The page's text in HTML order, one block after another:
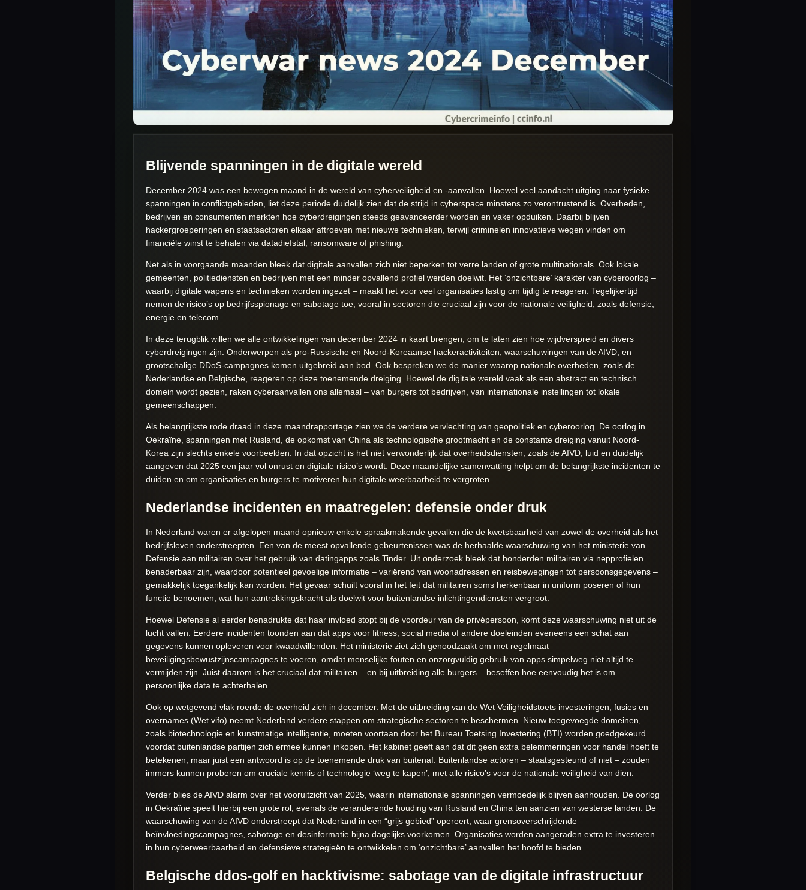
Blijvende spanningen in de digitale wereld
December 2024 was een bewogen maand in de wereld van cyberveiligheid en -aanvallen. Hoewel veel aandacht uitging naar fysieke
spanningen in conflictgebieden, liet deze periode duidelijk zien dat de strijd in cyberspace minstens zo verontrustend is. Overheden,
bedrijven en consumenten merkten hoe cyberdreigingen steeds geavanceerder worden en vaker opduiken. Daarbij blijven
hackergroeperingen en staatsactoren elkaar aftroeven met nieuwe technieken, terwijl criminelen innovatieve wegen vinden om
financiële winst te behalen via datadiefstal, ransomware of phishing.
Net als in voorgaande maanden bleek dat digitale aanvallen zich niet beperken tot verre landen of grote multinationals. Ook lokale
gemeenten, politiediensten en bedrijven met een minder opvallend profiel werden doelwit. Het ‘onzichtbare’ karakter van cyberoorlog –
waarbij digitale wapens en technieken worden ingezet – maakt het voor veel organisaties lastig om tijdig te reageren. Tegelijkertijd
nemen de risico’s op bedrijfsspionage en sabotage toe, vooral in sectoren die cruciaal zijn voor de nationale veiligheid, zoals defensie,
energie en telecom.
In deze terugblik willen we alle ontwikkelingen van december 2024 in kaart brengen, om te laten zien hoe wijdverspreid en divers
cyberdreigingen zijn. Onderwerpen als pro-Russische en Noord-Koreaanse hackeractiviteiten, waarschuwingen van de AIVD, en
grootschalige DDoS-campagnes komen uitgebreid aan bod. Ook bespreken we de manier waarop nationale overheden, zoals de
Nederlandse en Belgische, reageren op deze toenemende dreiging. Hoewel de digitale wereld vaak als een abstract en technisch
domein wordt gezien, raken cyberaanvallen ons allemaal – van burgers tot bedrijven, van internationale instellingen tot lokale
gemeenschappen.
Als belangrijkste rode draad in deze maandrapportage zien we de verdere vervlechting van geopolitiek en cyberoorlog. De oorlog in
Oekraïne, spanningen met Rusland, de opkomst van China als technologische grootmacht en de constante dreiging vanuit Noord-
Korea zijn slechts enkele voorbeelden. In dat opzicht is het niet verwonderlijk dat overheidsdiensten, zoals de AIVD, luid en duidelijk
aangeven dat 2025 een jaar vol onrust en digitale risico’s wordt. Deze maandelijke samenvatting helpt om de belangrijkste incidenten te
duiden en om organisaties en burgers te motiveren hun digitale weerbaarheid te vergroten.
Nederlandse incidenten en maatregelen: defensie onder druk
In Nederland waren er afgelopen maand opnieuw enkele spraakmakende gevallen die de kwetsbaarheid van zowel de overheid als het
bedrijfsleven onderstreepten. Een van de meest opvallende gebeurtenissen was de herhaalde waarschuwing van het ministerie van
Defensie aan militairen over het gebruik van datingapps zoals Tinder. Uit onderzoek bleek dat honderden militairen via nepprofielen
benaderbaar zijn, waardoor potentieel gevoelige informatie – variërend van woonadressen en reisbewegingen tot persoonsgegevens –
gemakkelijk toegankelijk kan worden. Het gevaar schuilt vooral in het feit dat militairen soms herkenbaar in uniform poseren of hun
functie benoemen, wat hun aantrekkingskracht als doelwit voor buitenlandse inlichtingendiensten vergroot.
Hoewel Defensie al eerder benadrukte dat haar invloed stopt bij de voordeur van de privépersoon, komt deze waarschuwing niet uit de
lucht vallen. Eerdere incidenten toonden aan dat apps voor fitness, social media of andere doeleinden eveneens een schat aan
gegevens kunnen opleveren voor kwaadwillenden. Het ministerie ziet zich genoodzaakt om met regelmaat
beveiligingsbewustzijnscampagnes te voeren, omdat menselijke fouten en onzorgvuldig gebruik van apps simpelweg niet altijd te
vermijden zijn. Juist daarom is het cruciaal dat militairen – en bij uitbreiding alle burgers – beseffen hoe eenvoudig het is om
persoonlijke data te achterhalen.
Ook op wetgevend vlak roerde de overheid zich in december. Met de uitbreiding van de Wet Veiligheidstoets investeringen, fusies en
overnames (Wet vifo) neemt Nederland verdere stappen om strategische sectoren te beschermen. Nieuw toegevoegde domeinen,
zoals biotechnologie en kunstmatige intelligentie, moeten voortaan door het Bureau Toetsing Investering (BTI) worden goedgekeurd
voordat buitenlandse partijen zich ermee kunnen inkopen. Het kabinet geeft aan dat dit geen extra belemmeringen voor handel hoeft te
betekenen, maar juist een antwoord is op de toenemende druk van buitenaf. Buitenlandse actoren – staatsgesteund of niet – zouden
immers kunnen proberen om cruciale kennis of technologie ‘weg te kapen’, met alle risico’s voor de nationale veiligheid van dien.
Verder blies de AIVD alarm over het vooruitzicht van 2025, waarin internationale spanningen vermoedelijk blijven aanhouden. De oorlog
in Oekraïne speelt hierbij een grote rol, evenals de veranderende houding van Rusland en China ten aanzien van westerse landen. De
waarschuwing van de AIVD onderstreept dat Nederland in een “grijs gebied” opereert, waar grensoverschrijdende
beïnvloedingscampagnes, sabotage en desinformatie bijna dagelijks voorkomen. Organisaties worden aangeraden extra te investeren
in hun cyberweerbaarheid en defensieve strategieën te ontwikkelen om ‘onzichtbare’ aanvallen het hoofd te bieden.
Belgische ddos-golf en hacktivisme: sabotage van de digitale infrastructuur